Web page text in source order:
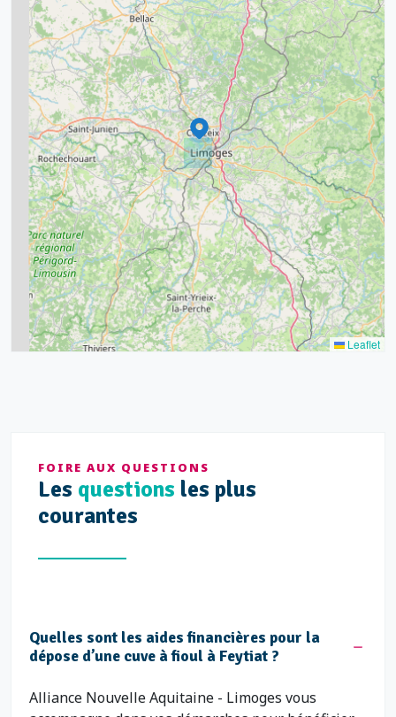
9
2
3
11
5
8
7
7
6
20
2
9
8
5
11
15
7
Leaflet
FOIRE AUX QUESTIONS
Les questions les plus
courantes
Quelles sont les aides financières pour la
dépose d’une cuve à fioul à Feytiat ?
Alliance Nouvelle Aquitaine - Limoges vous